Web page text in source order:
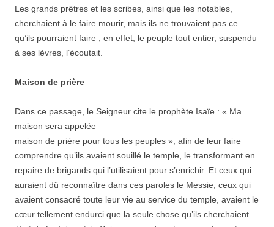
Les grands prêtres et les scribes, ainsi que les notables,
cherchaient à le faire mourir, mais ils ne trouvaient pas ce
qu’ils pourraient faire ; en effet, le peuple tout entier, suspendu
à ses lèvres, l’écoutait.
Maison de prière
Dans ce passage, le Seigneur cite le prophète Isaïe : « Ma
maison sera appelée
maison de prière pour tous les peuples », afin de leur faire
comprendre qu’ils avaient souillé le temple, le transformant en
repaire de brigands qui l’utilisaient pour s’enrichir. Et ceux qui
auraient dû reconnaître dans ces paroles le Messie, ceux qui
avaient consacré toute leur vie au service du temple, avaient le
cœur tellement endurci que la seule chose qu’ils cherchaient